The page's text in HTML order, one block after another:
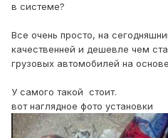
в системе?
Все очень просто, на
качественней и дешевле чем
грузовых автомобилей на
У самого такой стоит.
вот наглядное фото установки